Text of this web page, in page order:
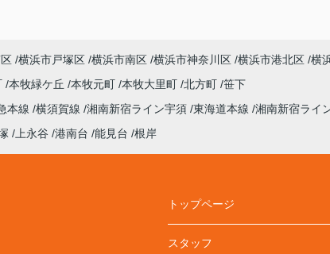
横浜市戸塚区 横浜市南区 横浜市神奈川区 横浜市港北区 横
本牧緑ケ丘 本牧元町 本牧大里町 北方町 笹下
本線 横須賀線 湘南新宿ライン宇須 東海道本線 湘南新宿ライ
上永谷 港南台 能見台 根岸
トップページ
スタッフ